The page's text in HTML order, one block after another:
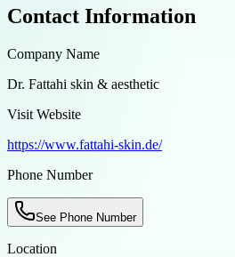
Contact Information
Company Name
Dr. Fattahi skin & aesthetic
Visit Website
https://www.fattahi-skin.de/
Phone Number
See Phone Number
Location